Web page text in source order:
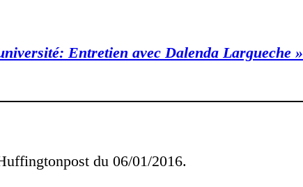
Entretien avec Dalenda Largueche »
du 06/01/2016.